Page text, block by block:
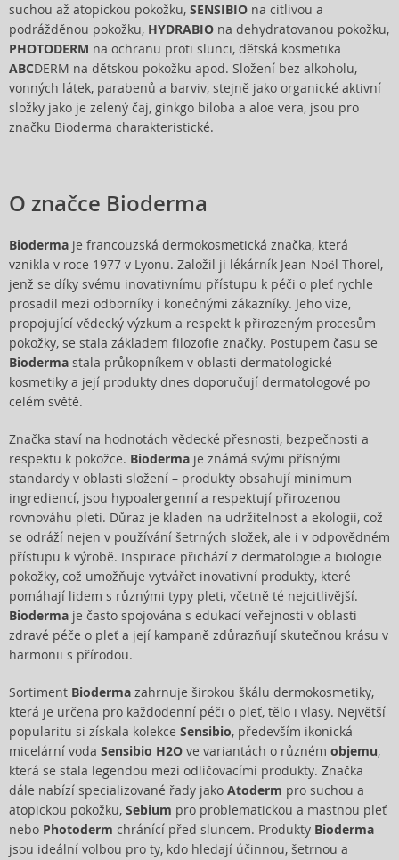
suchou až atopickou pokožku, SENSIBIO na citlivou a
podrážděnou pokožku, HYDRABIO na dehydratovanou pokožku,
PHOTODERM na ochranu proti slunci, dětská kosmetika
ABCDERM na dětskou pokožku apod. Složení bez alkoholu,
vonných látek, parabenů a barviv, stejně jako organické aktivní
složky jako je zelený čaj, ginkgo biloba a aloe vera, jsou pro
značku Bioderma charakteristické.
O značce Bioderma
Bioderma je francouzská dermokosmetická značka, která
vznikla v roce 1977 v Lyonu. Založil ji lékárník Jean-Noël Thorel,
jenž se díky svému inovativnímu přístupu k péči o pleť rychle
prosadil mezi odborníky i konečnými zákazníky. Jeho vize,
propojující vědecký výzkum a respekt k přirozeným procesům
pokožky, se stala základem filozofie značky. Postupem času se
Bioderma stala průkopníkem v oblasti dermatologické
kosmetiky a její produkty dnes doporučují dermatologové po
celém světě.
Značka staví na hodnotách vědecké přesnosti, bezpečnosti a
respektu k pokožce. Bioderma je známá svými přísnými
standardy v oblasti složení – produkty obsahují minimum
ingrediencí, jsou hypoalergenní a respektují přirozenou
rovnováhu pleti. Důraz je kladen na udržitelnost a ekologii, což
se odráží nejen v používání šetrných složek, ale i v odpovědném
přístupu k výrobě. Inspirace přichází z dermatologie a biologie
pokožky, což umožňuje vytvářet inovativní produkty, které
pomáhají lidem s různými typy pleti, včetně té nejcitlivější.
Bioderma je často spojována s edukací veřejnosti v oblasti
zdravé péče o pleť a její kampaně zdůrazňují skutečnou krásu v
harmonii s přírodou.
Sortiment Bioderma zahrnuje širokou škálu dermokosmetiky,
která je určena pro každodenní péči o pleť, tělo i vlasy. Největší
popularitu si získala kolekce Sensibio, především ikonická
micelární voda Sensibio H2O ve variantách o různém objemu,
která se stala legendou mezi odličovacími produkty. Značka
dále nabízí specializované řady jako Atoderm pro suchou a
atopickou pokožku, Sebium pro problematickou a mastnou pleť
nebo Photoderm chránící před sluncem. Produkty Bioderma
jsou ideální volbou pro ty, kdo hledají účinnou, šetrnou a